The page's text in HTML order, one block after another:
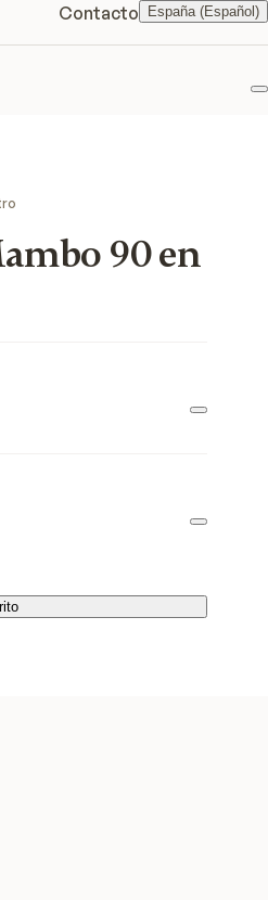
Contacto España (Español)
90 en